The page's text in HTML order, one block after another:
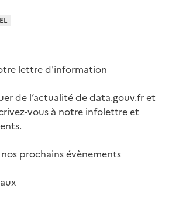
lettre d'information
de l’actualité de data.gouv.fr et
vous à notre infolettre et
prochains évènements